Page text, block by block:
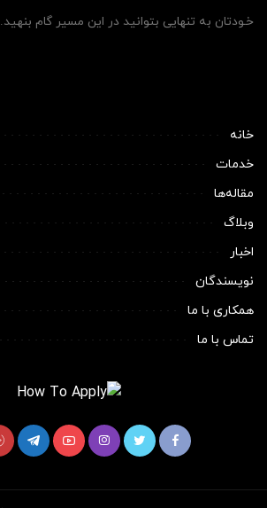
خـودتان به تنهایی بتوانید در این مسیر گام بنهید.
خانه
خدمات
مقاله‌ها
وبلاگ
اخبار
نویسندگان
همکاری با ما
تماس با ما